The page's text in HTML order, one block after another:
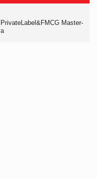
Master-